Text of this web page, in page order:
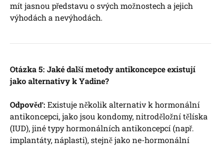
mít jasnou představu o svých možnostech a jejich
výhodách a nevýhodách.
Otázka 5: Jaké další metody antikoncepce existují
jako alternativy k Yadine?
Odpověď: Existuje několik alternativ k hormonální
antikoncepci, jako jsou kondomy, nitroděložní tělíska
(IUD), jiné typy hormonálních antikoncepcí (např.
implantáty, náplasti), stejně jako ne-hormonální